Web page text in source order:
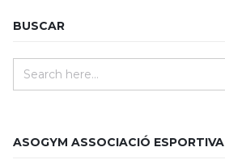
BUSCAR
ASOGYM ASSOCIACIÓ ESPORTIVA